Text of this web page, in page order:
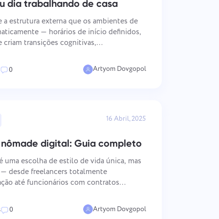
dia trabalhando de casa
estrutura externa que os ambientes de
— horários de início definidos,
transições cognitivas,
S
0 Artyom Dovgopol
16 Abril, 2025
digital: Guia completo
escolha de estilo de vida única, mas
— desde freelancers totalmente
até funcionários com contratos
é o desafio operac
0 Artyom Dovgopol